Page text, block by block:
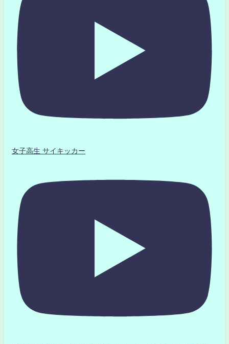
女子高生 サイキッカー